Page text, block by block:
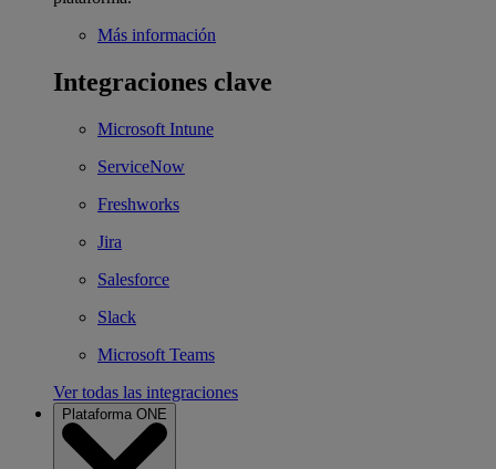
Más información
Integraciones clave
Microsoft Intune
ServiceNow
Freshworks
Jira
Salesforce
Slack
Microsoft Teams
Ver todas las integraciones
Plataforma ONE